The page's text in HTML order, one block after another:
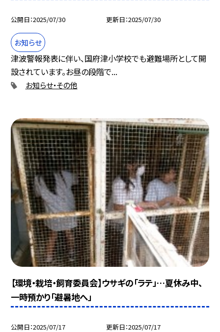
公開日 2025/07/30 更新日 2025/07/30
お知らせ
津波警報発表に伴い、国府津小学校でも避難場所として開
設されています。お昼の段階で...
お知らせ・その他
【環境・栽培・飼育委員会】ウサギの「ラテ」…夏休み中、
一時預かり「避暑地へ」
公開日 2025/07/17 更新日 2025/07/17